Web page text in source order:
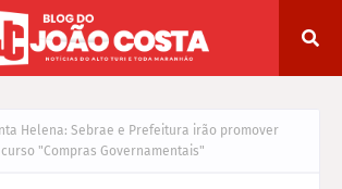
Helena: Sebrae e Prefeitura irão promover
curso "Compras Governamentais"